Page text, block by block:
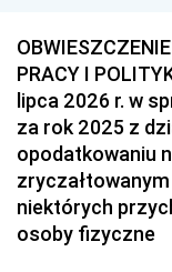
PRACY I
lipca 2026 r. w
za rok 2025 z
opodatkowaniu
niektórych
osoby fizyczne